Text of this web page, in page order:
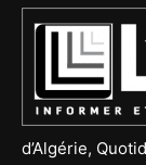
d’Algérie,